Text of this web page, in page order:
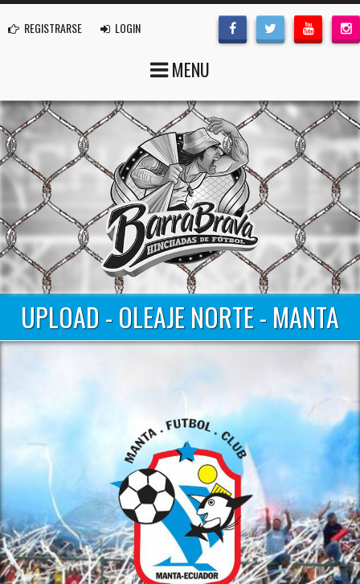
REGISTRARSE LOGIN
MENU
UPLOAD - OLEAJE NORTE - MANTA